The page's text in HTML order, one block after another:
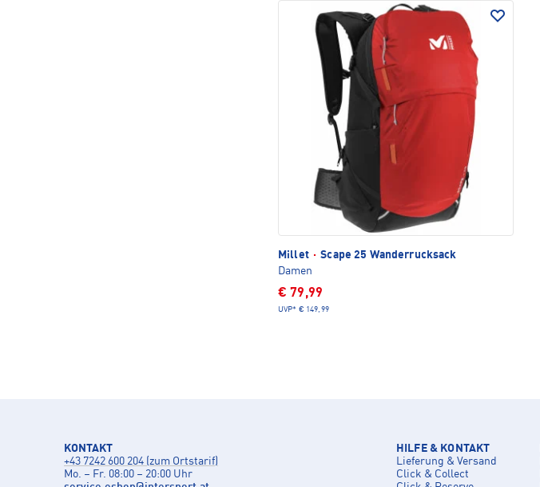
Millet · Scape 25 Wanderrucksack
Damen
€ 79,99
UVP* € 149,99
KONTAKT
+43 7242 600 204 (zum Ortstarif)
Mo. – Fr. 08:00 – 20:00 Uhr
HILFE & KONTAKT
Lieferung & Versand
Click & Collect